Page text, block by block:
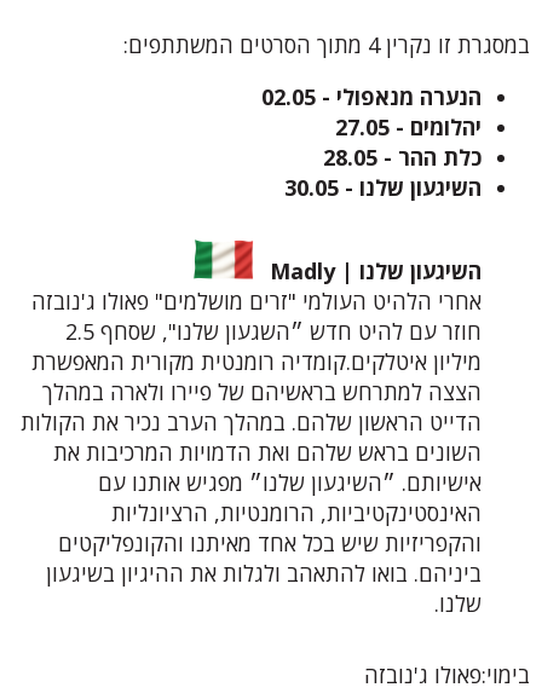
במסגרת זו נקרין 4 מתוך הסרטים המשתתפים:
הנערה מנאפולי - 02.05
יהלומים - 27.05
כלת ההר - 28.05
השיגעון שלנו - 30.05
השיגעון שלנו | Madly
אחרי הלהיט העולמי "זרים מושלמים" פאולו ג'נובזה
חוזר עם להיט חדש ״השגעון שלנו", שסחף 2.5
מיליון איטלקים.קומדיה רומנטית מקורית המאפשרת
הצצה למתרחש בראשיהם של פיירו ולארה במהלך
הדייט הראשון שלהם. במהלך הערב נכיר את הקולות
השונים בראש שלהם ואת הדמויות המרכיבות את
אישיותם. ״השיגעון שלנו״ מפגיש אותנו עם
האינסטינקטיביות, הרומנטיות, הרציונליות
והקפריזיות שיש בכל אחד מאיתנו והקונפליקטים
ביניהם. בואו להתאהב ולגלות את ההיגיון בשיגעון
שלנו.
בימוי פאולו ג'נובזה